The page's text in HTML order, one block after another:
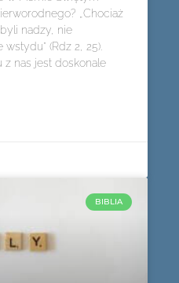
„Chociaż
nadzy, nie
(Rdz 2, 25).
z nas jest doskonale
BIBLIA